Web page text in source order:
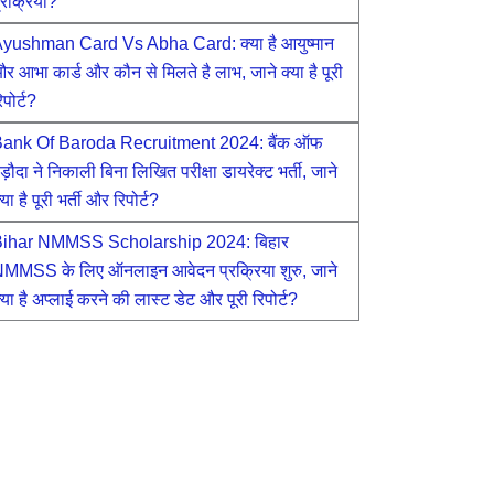
Card Vs Abha Card: क्या है आयुष्मान
आभा कार्ड और कौन से मिलते है लाभ, जाने क्या है पूरी
Of Baroda Recruitment 2024: बैंक ऑफ
ने निकाली बिना लिखित परीक्षा डायरेक्ट भर्ती, जाने
है पूरी भर्ती और रिपोर्ट?
NMMSS Scholarship 2024: बिहार
के लिए ऑनलाइन आवेदन प्रक्रिया शुरु, जाने
है अप्लाई करने की लास्ट डेट और पूरी रिपोर्ट?